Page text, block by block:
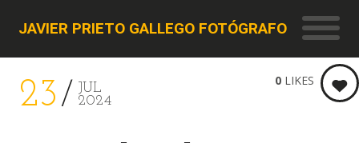
JAVIER PRIETO GALLEGO FOTÓGRAFO
23
JUL
2024
0 LIKES